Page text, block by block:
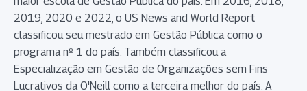
2019, 2020 e 2022, o US News and World Report
classificou seu mestrado em Gestão Pública como o
programa nº 1 do país. Também classificou a
Especialização em Gestão de Organizações sem Fins
Lucrativos da O'Neill como a terceira melhor do país. A